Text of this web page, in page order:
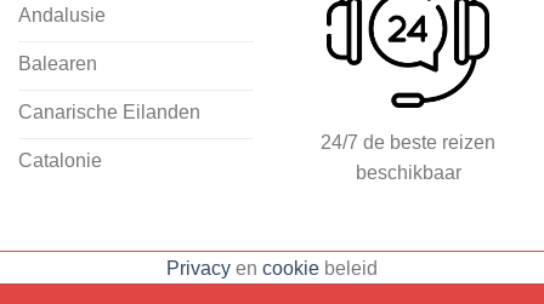
klaarstaat om eventuele vragen te
beantwoorden en ervoor te zorgen dat
jij met een gerust hart op vakantie kunt
accommodaties: resorts, hotels en
Andalusie
Balearen
Canarische Eilanden
Catalonie
24/7 de beste reizen
beschikbaar
Privacy en cookie beleid